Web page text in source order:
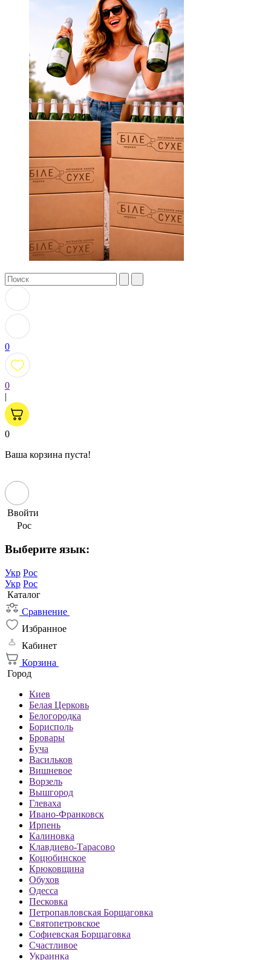
0
0
|
0
Ваша корзина пуста!
Ввойти
Рос
Выберите язык:
Укр Рос
Укр Рос
Каталог
Сравнение
Избранное
Кабинет
Корзина
Город
Киев
Белая Церковь
Белогородка
Борисполь
Бровары
Буча
Васильков
Вишневое
Ворзель
Вышгород
Глеваха
Ивано-Франковск
Ирпень
Калиновка
Клавдиево-Тарасово
Коцюбинское
Крюковщина
Обухов
Одесса
Песковка
Петропавловская Борщаговка
Святопетровское
Софиевская Борщаговка
Счастливое
Украинка